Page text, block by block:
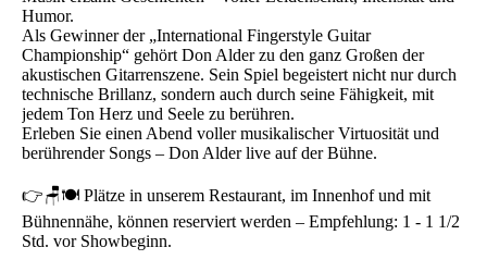
Humor.
Als Gewinner der „International Fingerstyle Guitar
Championship“ gehört Don Alder zu den ganz Großen der
akustischen Gitarrenszene. Sein Spiel begeistert nicht nur durch
technische Brillanz, sondern auch durch seine Fähigkeit, mit
jedem Ton Herz und Seele zu berühren.
Erleben Sie einen Abend voller musikalischer Virtuosität und
berührender Songs – Don Alder live auf der Bühne.
👉🪑🍽️ Plätze in unserem Restaurant, im Innenhof und mit
Bühnennähe, können reserviert werden – Empfehlung: 1 - 1 1/2
Std. vor Showbeginn.